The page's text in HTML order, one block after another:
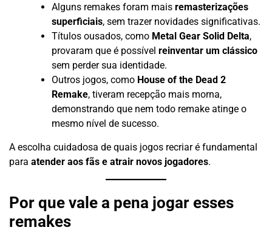
Alguns remakes foram mais remasterizações
superficiais, sem trazer novidades significativas.
Títulos ousados, como Metal Gear Solid Delta,
provaram que é possível reinventar um clássico
sem perder sua identidade.
Outros jogos, como House of the Dead 2
Remake, tiveram recepção mais morna,
demonstrando que nem todo remake atinge o
mesmo nível de sucesso.
A escolha cuidadosa de quais jogos recriar é fundamental
para atender aos fãs e atrair novos jogadores.
Por que vale a pena jogar esses
remakes